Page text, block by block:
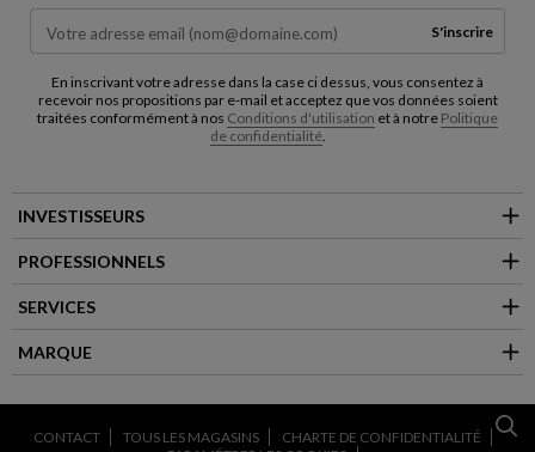
S'inscrire
En inscrivant votre adresse dans la case ci dessus, vous consentez à
recevoir nos propositions par e-mail et acceptez que vos données soient
traitées conformément à nos Conditions d'utilisation et à notre Politique
de confidentialité.
INVESTISSEURS
PROFESSIONNELS
SERVICES
MARQUE
CONTACT TOUS LES MAGASINS
CHARTE DE CONFIDENTIALITÉ